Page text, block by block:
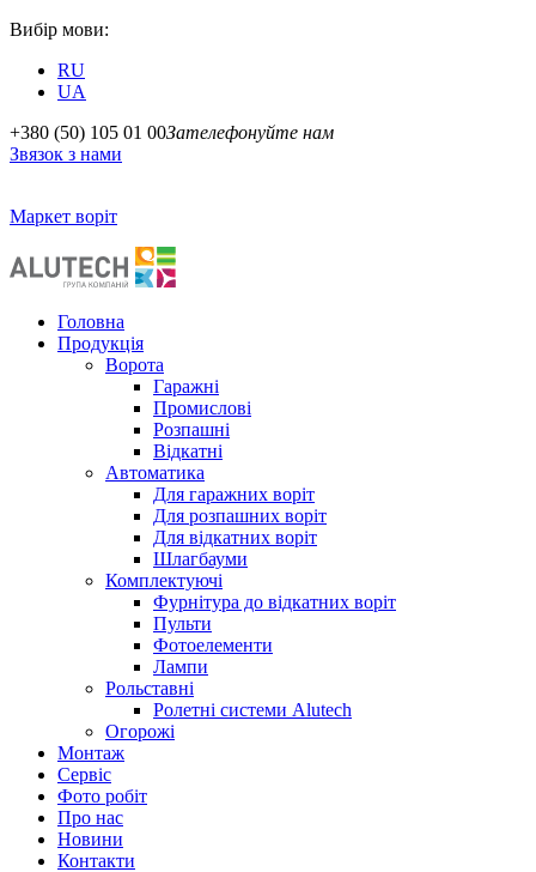
Вибір мови:
RU
UA
+380 (50) 105 01 00Зателефонуйте нам
Звязок з нами
Маркет воріт
Головна
Продукція
Ворота
Гаражні
Промислові
Розпашні
Відкатні
Автоматика
Для гаражних воріт
Для розпашних воріт
Для відкатних воріт
Шлагбауми
Комплектуючі
Фурнітура до відкатних воріт
Пульти
Фотоелементи
Лампи
Рольставні
Ролетні системи Alutech
Огорожі
Монтаж
Сервіс
Фото робіт
Про нас
Новини
Контакти